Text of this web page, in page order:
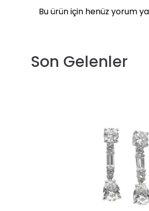
Bu ürün için henüz yorum
Son Gelenler